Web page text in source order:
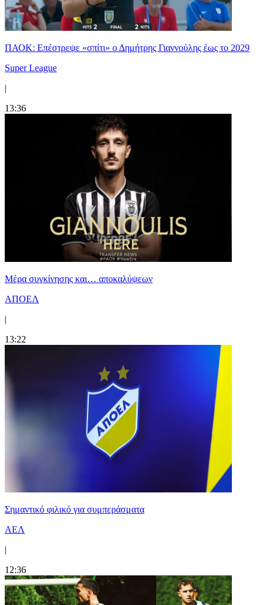
ΠΑΟΚ: Επέστρεψε «σπίτι» ο Δημήτρης Γιαννούλης έως το 2029
Super League
|
13:36
Mέρα συγκίνησης και… αποκαλύψεων
ΑΠΟΕΛ
|
13:22
Σημαντικό φιλικό για συμπεράσματα
ΑΕΛ
|
12:36